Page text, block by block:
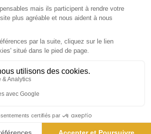
à date d’anniversaire
promotionnels ne sont pas
ce titre.
du magazine Marmiton